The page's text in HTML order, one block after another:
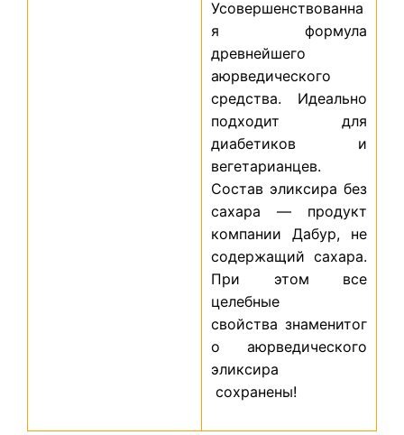
Усовершенствованна
я формула
древнейшего
аюрведического
средства. Идеально
подходит для
диабетиков и
вегетарианцев.
Состав эликсира без
сахара — продукт
компании Дабур, не
содержащий сахара.
При этом все
целебные
свойства знаменитог
о аюрведического
эликсира
сохранены!